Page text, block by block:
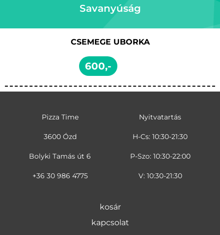
Savanyúság
CSEMEGE UBORKA
600,-
Pizza Time
3600 Ózd
Bolyki Tamás út 6
+36 30 986 4775
Nyitvatartás
H-Cs: 10:30-21:30
P-Szo: 10:30-22:00
V: 10:30-21:30
kosár
kapcsolat